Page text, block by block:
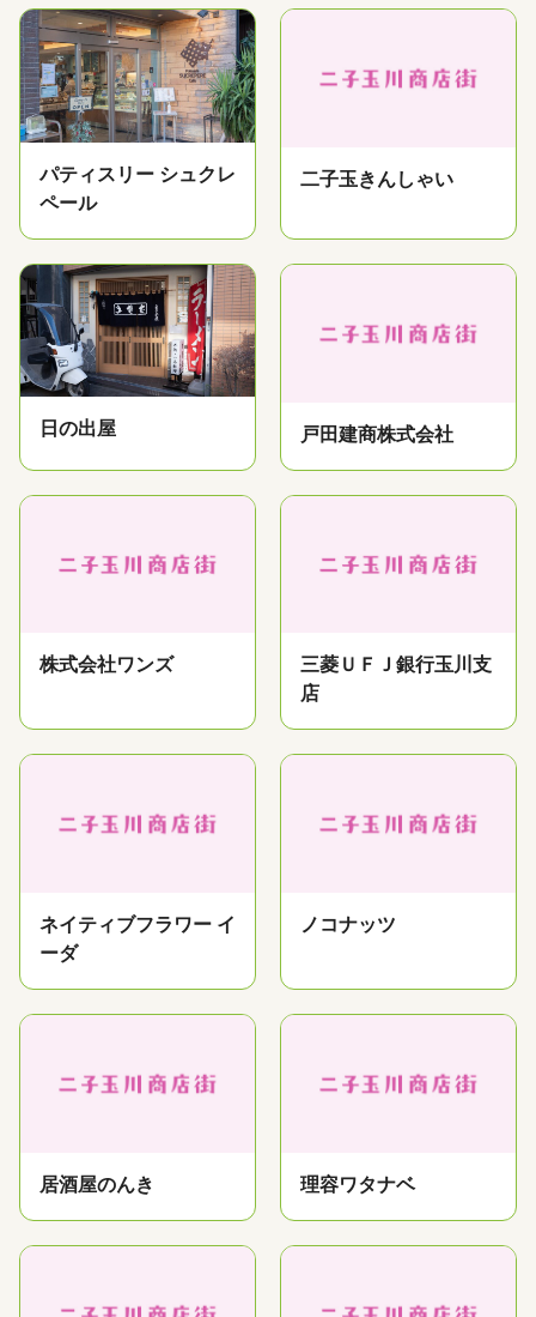
パティスリー シュクレ
ペール
二子玉きんしゃい
日の出屋 戸田建商株式会社
株式会社ワンズ
三菱ＵＦＪ銀行玉川支
店
ネイティブフラワー イ
ーダ
ノコナッツ
居酒屋のんき 理容ワタナベ